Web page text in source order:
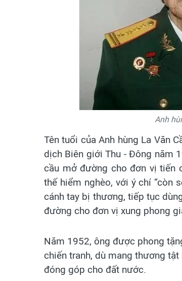
Anh
Tên tuổi của Anh hùng La Văn
dịch Biên giới Thu - Đông năm
cầu mở đường cho đơn vị tiến
thế hiểm nghèo, với ý chí “còn
cánh tay bị thương, tiếp tục
đường cho đơn vị xung phong
Năm 1952, ông được phong
chiến tranh, dù mang thương
đóng góp cho đất nước.